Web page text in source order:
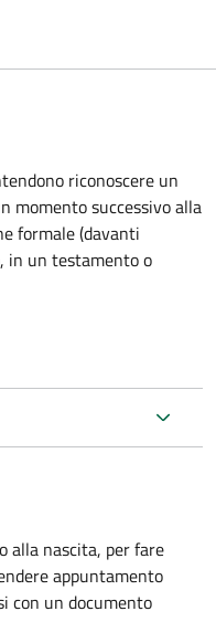
riconoscere un
momento successivo alla
formale (davanti
in un testamento o
alla nascita, per fare
appuntamento
con un documento